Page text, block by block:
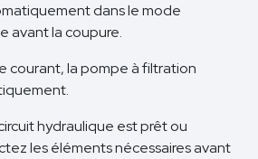
dans le mode
avant la coupure.
courant, la pompe à filtration
hydraulique est prêt ou
les éléments nécessaires avant